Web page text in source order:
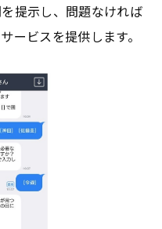
提示し、問題なければ
ービスを提供します。